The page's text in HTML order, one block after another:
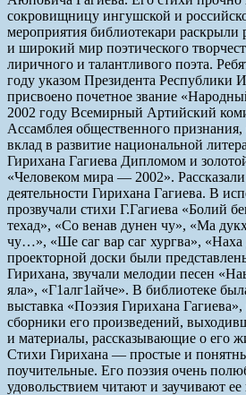
сокровищницу ингушской и
мероприятия библиотекари раскрыли
и широкий мир поэтического
лиричного и талантливого поэта.
году указом Президента Республики
присвоено почетное звание
2002 году Всемирный Артийский
Ассамблея общественного
вклад в развитие национальной
Гирихана Гагиева Дипломом и
«Человеком мира — 2002».
деятельности Гирихана Гагиева. В
прозвучали стихи Г.Гагиева «Болий
техад», «Со венав дунен чу», «Ма
чу…», «Ше саг вар саг хургва»,
проекторной доски были
Гирихана, звучали мелодии песен
яла», «Г1алг1айче». В библиотеке
выставка «Поэзия Гирихана
сборники его произведений,
и материалы, рассказывающие о его
Стихи Гирихана — простые и
поучительные. Его поэзия очень
удовольствием читают и заучивают ее